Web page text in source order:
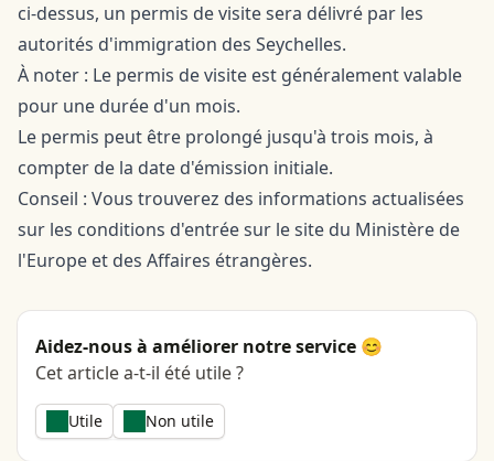
ci-dessus, un permis de visite sera délivré par les
autorités d'immigration des Seychelles.
À noter : Le permis de visite est généralement valable
pour une durée d'un mois.
Le permis peut être prolongé jusqu'à trois mois, à
compter de la date d'émission initiale.
Conseil : Vous trouverez des informations actualisées
sur les conditions d'entrée sur le site du Ministère de
l'Europe et des Affaires étrangères.
Aidez-nous à améliorer notre service 😊
Cet article a-t-il été utile ?
Utile Non utile